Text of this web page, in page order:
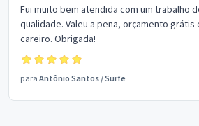
Fui muito bem atendida com um trabalho
qualidade. Valeu a pena, orçamento grátis
careiro. Obrigada!
para Antônio Santos /Surfe